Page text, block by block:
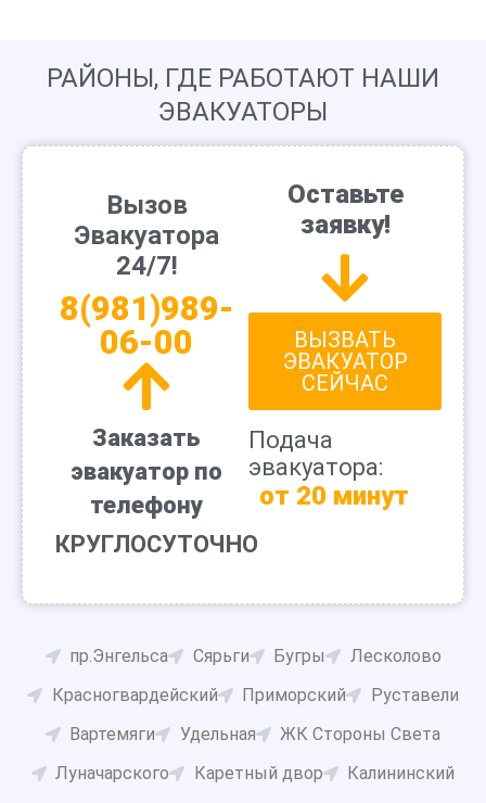
РАЙОНЫ, ГДЕ РАБОТАЮТ НАШИ
ЭВАКУАТОРЫ
Вызов
Эвакуатора
24/7!
8(981)989-
06-00
Заказать
эвакуатор по
телефону
КРУГЛОСУТОЧНО
Оставьте
заявку!
ВЫЗВАТЬ
ЭВАКУАТОР
СЕЙЧАС
Подача
эвакуатора:
от 20 минут
пр.Энгельса Сярьги Бугры
Лесколово
Красногвардейский
Приморский
Руставели
Вартемяги
Удельная
ЖК Стороны Света
Луначарского
Каретный двор
Калининский